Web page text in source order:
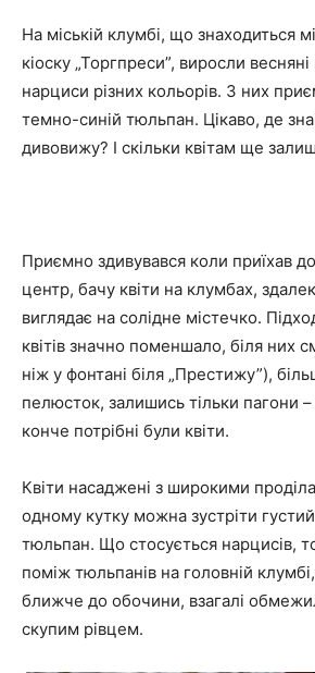
На міській клумбі, що знаходиться
кіоску „Торгпреси”, виросли
нарциси різних кольорів. З них
темно-синій тюльпан. Цікаво, де
дивовижу? І скільки квітам ще
Приємно здивувався коли приїхав
центр, бачу квіти на клумбах,
виглядає на солідне містечко.
квітів значно поменшало, біля них
ніж у фонтані біля „Престижу”),
пелюсток, залишись тільки пагони
конче потрібні були квіти.
Квіти насаджені з широкими
одному кутку можна зустріти
тюльпан. Що стосується нарцисів,
поміж тюльпанів на головній
ближче до обочини, взагалі
скупим рівцем.